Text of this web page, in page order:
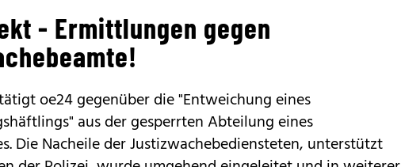
- Ermittlungen gegen
oe24 gegenüber die "Entweichung eines
aus der gesperrten Abteilung eines
Die Nacheile der Justizwachebediensteten, unterstützt